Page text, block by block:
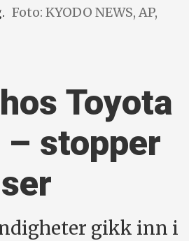
Foto: KYODO NEWS, AP,
Toyota
– stopper
gikk inn i